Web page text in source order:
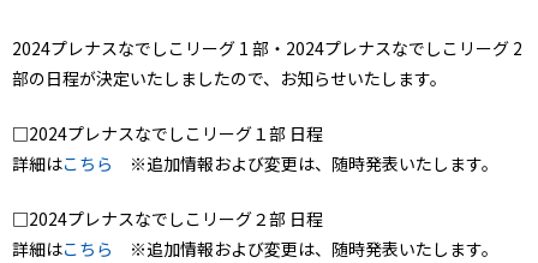
2024プレナスなでしこリーグ 1 部・2024プレナスなでしこリーグ 2
部の日程が決定いたしましたので、お知らせいたします。
□2024プレナスなでしこリーグ１部 日程
詳細はこちら ※追加情報および変更は、随時発表いたします。
□2024プレナスなでしこリーグ２部 日程
詳細はこちら ※追加情報および変更は、随時発表いたします。